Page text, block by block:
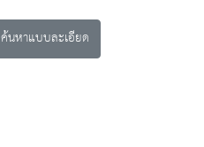
ค้นหาแบบละเอียด